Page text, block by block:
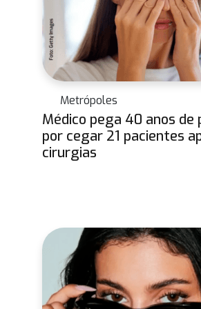
Metrópoles
Médico pega 40 anos de
por cegar 21 pacientes
cirurgias